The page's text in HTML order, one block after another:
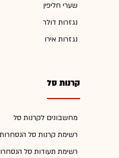
שערי חליפין
נגזרות דולר
נגזרות אירו
קרנות סל
מחשבונים לקרנות סל
רשימת קרנות סל
רשימת תעודות סל